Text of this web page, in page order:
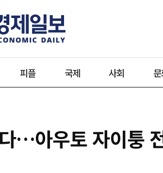
피플 국제 사회
…아우토 자이퉁